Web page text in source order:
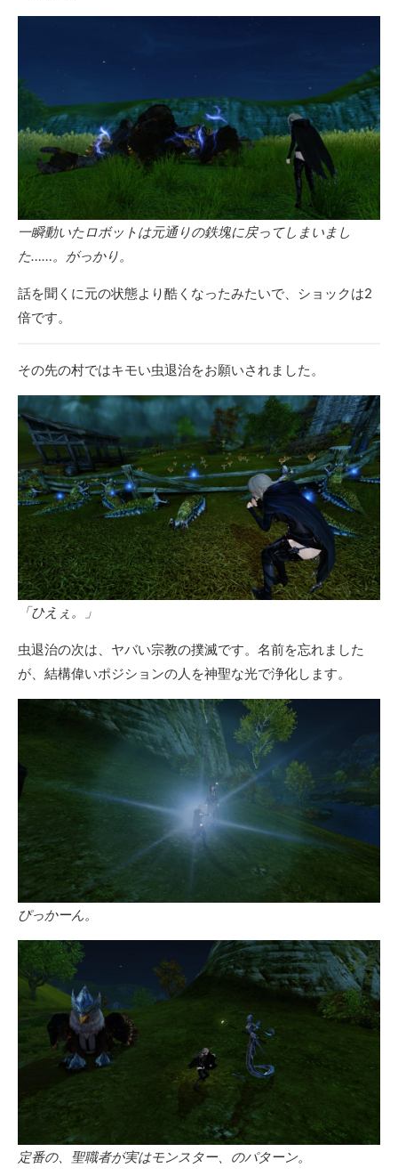
一瞬動いたロボットは元通りの鉄塊に戻ってしまいまし
た……。がっかり。
話を聞くに元の状態より酷くなったみたいで、ショックは2
倍です。
その先の村ではキモい虫退治をお願いされました。
「ひえぇ。」
虫退治の次は、ヤバい宗教の撲滅です。名前を忘れました
が、結構偉いポジションの人を神聖な光で浄化します。
ぴっかーん。
定番の、聖職者が実はモンスター、のパターン。